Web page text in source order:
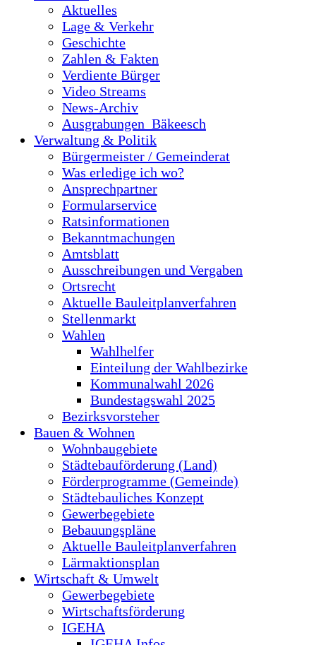
Aktuelles
Lage & Verkehr
Geschichte
Zahlen & Fakten
Verdiente Bürger
Video Streams
News-Archiv
Ausgrabungen_Bäkeesch
Verwaltung & Politik
Bürgermeister / Gemeinderat
Was erledige ich wo?
Ansprechpartner
Formularservice
Ratsinformationen
Bekanntmachungen
Amtsblatt
Ausschreibungen und Vergaben
Ortsrecht
Aktuelle Bauleitplanverfahren
Stellenmarkt
Wahlen
Wahlhelfer
Einteilung der Wahlbezirke
Kommunalwahl 2026
Bundestagswahl 2025
Bezirksvorsteher
Bauen & Wohnen
Wohnbaugebiete
Städtebauförderung (Land)
Förderprogramme (Gemeinde)
Städtebauliches Konzept
Gewerbegebiete
Bebauungspläne
Aktuelle Bauleitplanverfahren
Lärmaktionsplan
Wirtschaft & Umwelt
Gewerbegebiete
Wirtschaftsförderung
IGEHA